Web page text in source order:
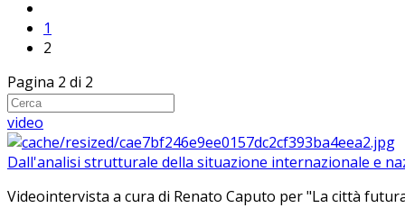
1
2
Pagina 2 di 2
video
Dall'analisi strutturale della situazione internazionale e
Videointervista a cura di Renato Caputo per "La città